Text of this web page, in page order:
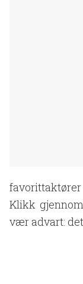
Klikk
vær advart: